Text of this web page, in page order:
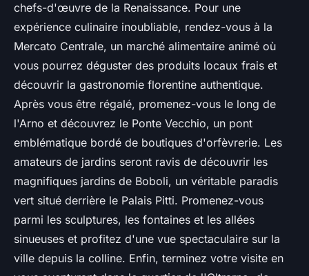
chefs-d'œuvre de la Renaissance. Pour une
expérience culinaire inoubliable, rendez-vous à la
Mercato Centrale, un marché alimentaire animé où
vous pourrez déguster des produits locaux frais et
découvrir la gastronomie florentine authentique.
Après vous être régalé, promenez-vous le long de
l'Arno et découvrez le Ponte Vecchio, un pont
emblématique bordé de boutiques d'orfèvrerie. Les
amateurs de jardins seront ravis de découvrir les
magnifiques jardins de Boboli, un véritable paradis
vert situé derrière le Palais Pitti. Promenez-vous
parmi les sculptures, les fontaines et les allées
sinueuses et profitez d'une vue spectaculaire sur la
ville depuis la colline. Enfin, terminez votre visite en